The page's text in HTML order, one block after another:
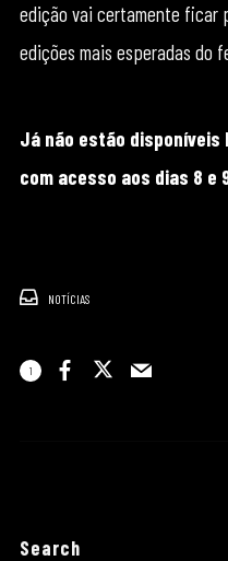
edição vai certamente ficar
edições mais esperadas do
Já não estão
com acesso aos dias 8 e
NOTÍCIAS
1
Search